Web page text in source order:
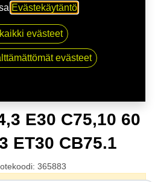
SAT.BLK | 8,5X18 5-114,3 E30
ET30 CB75.1
E30 C75,10 60
ET30 CB75.1
365883
Evästekäytäntö
evästeet
evästeet